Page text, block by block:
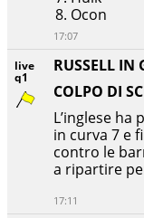
live
q1
RUSSELL IN
COLPO DI
L’inglese
in curva 7 e
contro le
a ripartire
17:11
Ocon
17:07